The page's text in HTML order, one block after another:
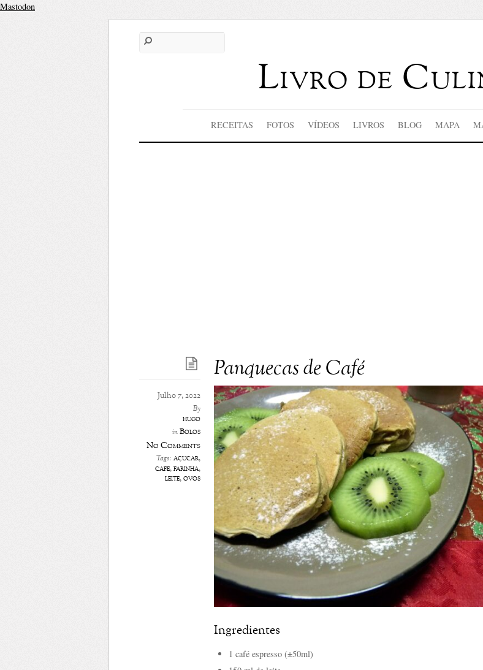
Mastodon
Livro de
RECEITAS FOTOS VÍDEOS LIVROS BLOG MAPA
Panquecas de Café
Julho 7, 2022
By
hugo
inBolos
No Comments
Tags: açúcar,
cafe,farinha,
leite,ovos
Ingredientes
1 café espresso (±50ml)